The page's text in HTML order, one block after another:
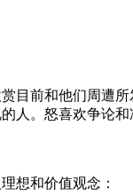
目前和他们周遭
人。怒喜欢争论
想和价值观念：